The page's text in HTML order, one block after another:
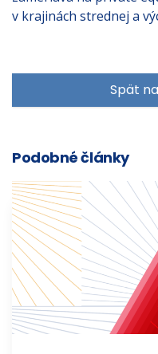
v krajinách strednej a
Spät
Podobné články